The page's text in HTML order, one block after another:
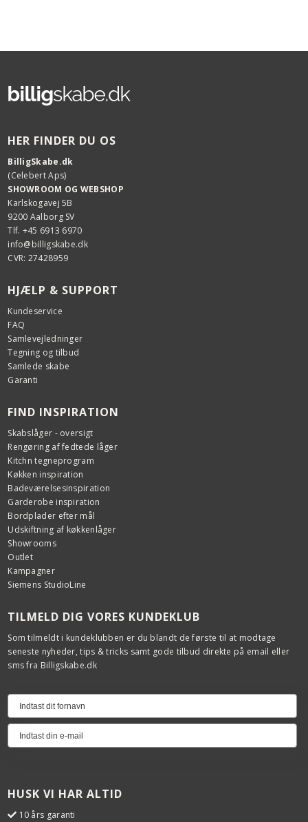
HER FINDER DU OS
BilligSkabe.dk
(Celebert Aps)
SHOWROOM OG WEBSHOP
Karlskogavej 5B
9200 Aalborg SV
Tlf. +45 6913 6970
info@billigskabe.dk
CVR: 27428959
HJÆLP & SUPPORT
Kundeservice
FAQ
Samlevejledninger
Tegning og tilbud
Samlede skabe
Garanti
FIND INSPIRATION
Skabslåger - oversigt
Rengøring af fedtede låger
Kitchn tegneprogram
Køkken inspiration
Badeværelsesinspiration
Garderobe inspiration
Bordplader efter mål
Udskiftning af køkkenlåger
Showrooms
Outlet
Kampagner
Siemens StudioLine
TILMELD DIG VORES KUNDEKLUB
Som tilmeldt i kundeklubben er du blandt de første til at modtage
seneste nyheder, tips & tricks samt gode tilbud direkte på email eller
sms fra Billigskabe.dk
HUSK VI HAR ALTID
10 års garanti